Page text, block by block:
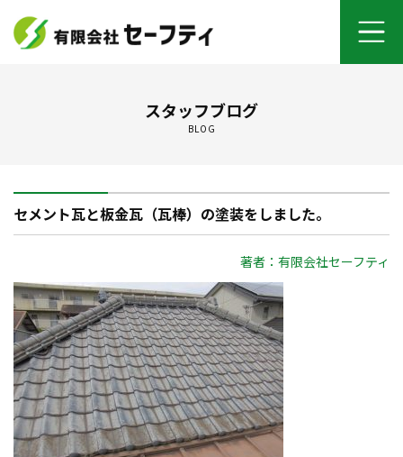
セーフティについて
オンライン打ち合わせ
ご契約までの流れ
お客さまの声
会社案内
スタッフブログ
BLOG
セメント瓦と板金瓦（瓦棒）の塗装をしました。
著者：有限会社セーフティ